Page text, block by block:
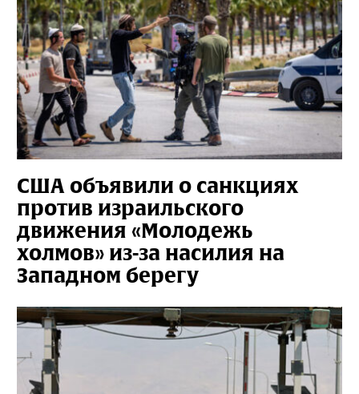
США объявили о санкциях
против израильского
движения «Молодежь
холмов» из-за насилия на
Западном берегу